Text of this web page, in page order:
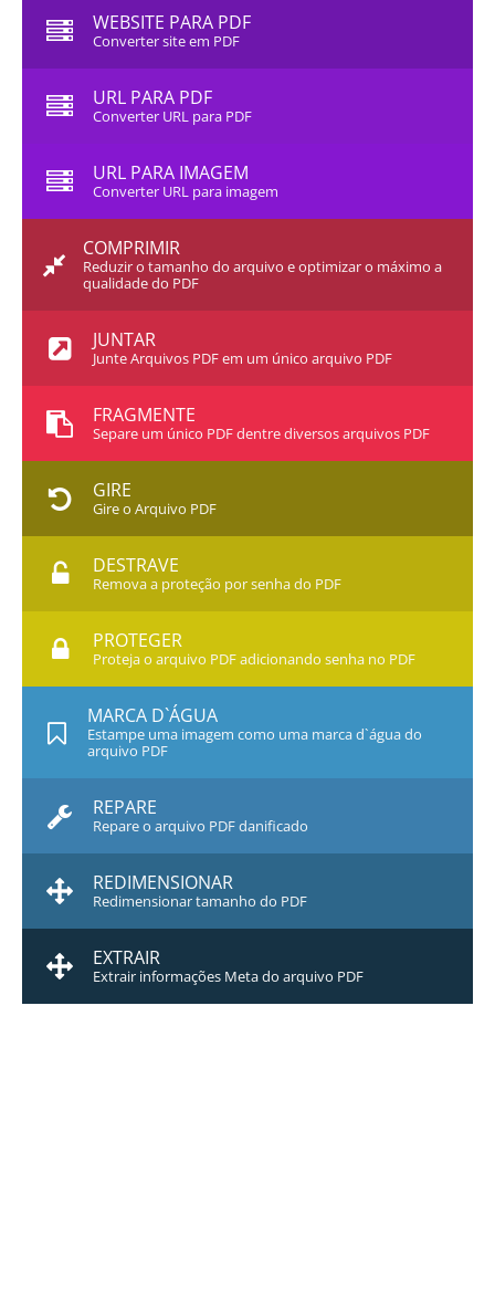
WEBSITE PARA PDF
Converter site em PDF
URL PARA PDF
Converter URL para PDF
URL PARA IMAGEM
Converter URL para imagem
COMPRIMIR
Reduzir o tamanho do arquivo e optimizar o máximo a
qualidade do PDF
JUNTAR
Junte Arquivos PDF em um único arquivo PDF
FRAGMENTE
Separe um único PDF dentre diversos arquivos PDF
GIRE
Gire o Arquivo PDF
DESTRAVE
Remova a proteção por senha do PDF
PROTEGER
Proteja o arquivo PDF adicionando senha no PDF
MARCA D`ÁGUA
Estampe uma imagem como uma marca d`água do
arquivo PDF
REPARE
Repare o arquivo PDF danificado
REDIMENSIONAR
Redimensionar tamanho do PDF
EXTRAIR
Extrair informações Meta do arquivo PDF